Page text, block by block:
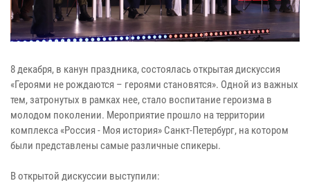
8 декабря, в канун праздника, состоялась открытая дискуссия
«Героями не рождаются – героями становятся». Одной из важных
тем, затронутых в рамках нее, стало воспитание героизма в
молодом поколении. Мероприятие прошло на территории
комплекса «Россия - Моя история» Санкт-Петербург, на котором
были представлены самые различные спикеры.
В открытой дискуссии выступили: